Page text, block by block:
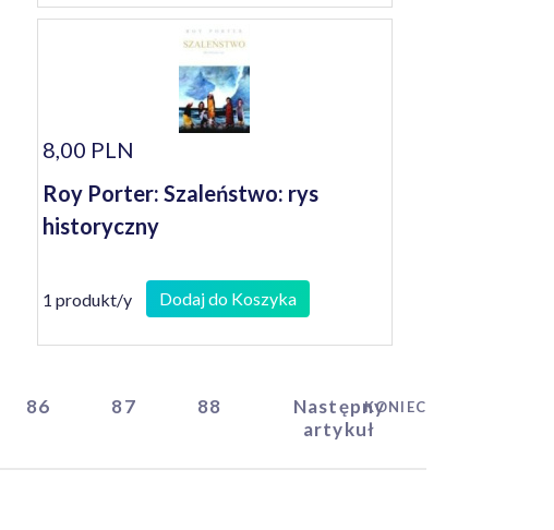
8,00 PLN
Roy Porter: Szaleństwo: rys
historyczny
1 produkt/y Dodaj do Koszyka
86 87 88
Następny
artykuł
KONIEC